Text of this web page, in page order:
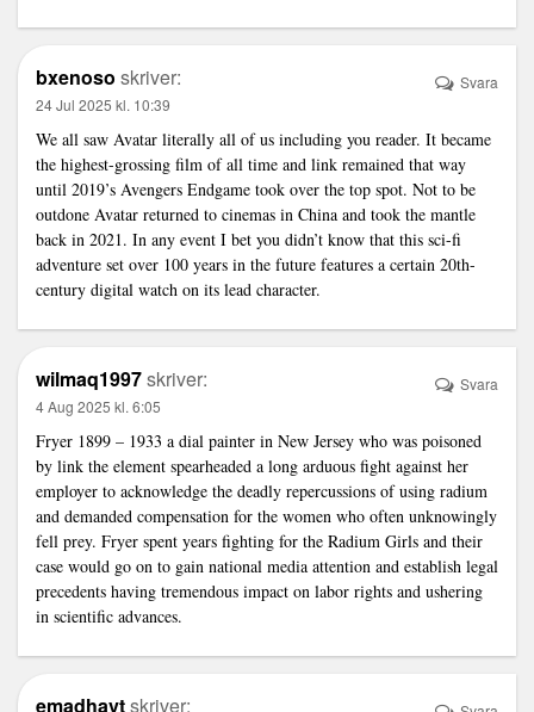
bxenoso skriver:
24 Jul 2025 kl. 10:39
We all saw Avatar literally all of us including you reader. It became
the highest-grossing film of all time and link remained that way
until 2019’s Avengers Endgame took over the top spot. Not to be
outdone Avatar returned to cinemas in China and took the mantle
back in 2021. In any event I bet you didn’t know that this sci-fi
adventure set over 100 years in the future features a certain 20th-
century digital watch on its lead character.
Svara
wilmaq1997skriver:
4 Aug 2025 kl. 6:05
Fryer 1899 – 1933 a dial painter in New Jersey who was poisoned
by link the element spearheaded a long arduous fight against her
employer to acknowledge the deadly repercussions of using radium
and demanded compensation for the women who often unknowingly
fell prey. Fryer spent years fighting for the Radium Girls and their
case would go on to gain national media attention and establish legal
precedents having tremendous impact on labor rights and ushering
in scientific advances.
Svara
emadhavtskriver: